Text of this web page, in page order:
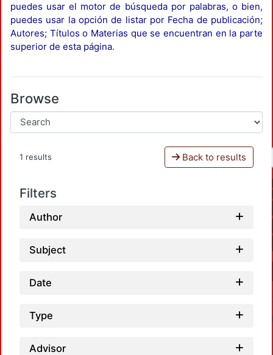
puedes usar el motor de búsqueda por palabras, o bien,
puedes usar la opción de listar por Fecha de publicación;
Autores; Títulos o Materias que se encuentran en la parte
superior de esta página.
Browse
1 results Back to results
Filters
Author
Subject
Date
Type
Advisor